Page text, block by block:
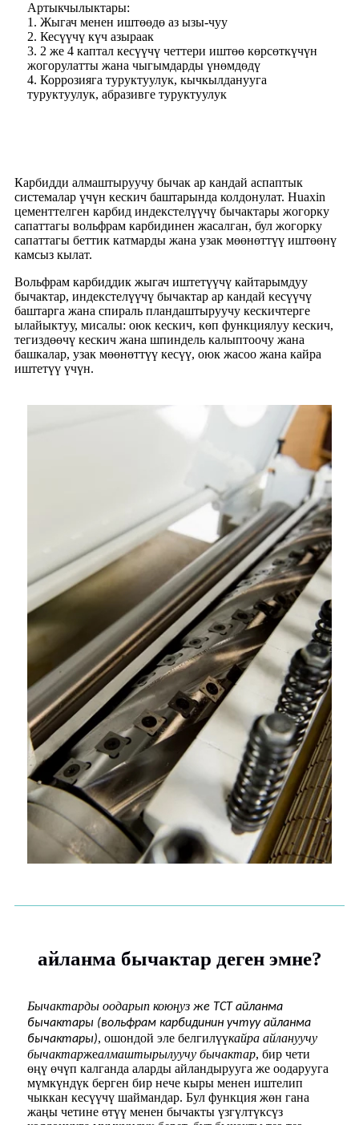
Артыкчылыктары:
1. Жыгач менен иштөөдө аз ызы-чуу
2. Кесүүчү күч азыраак
3. 2 же 4 каптал кесүүчү четтери иштөө көрсөткүчүн
жогорулатты жана чыгымдарды үнөмдөдү
4. Коррозияга туруктуулук, кычкылданууга
туруктуулук, абразивге туруктуулук
Карбидди алмаштыруучу бычак ар кандай аспаптык
системалар үчүн кескич баштарында колдонулат. Huaxin
цементтелген карбид индекстелүүчү бычактары жогорку
сапаттагы вольфрам карбидинен жасалган, бул жогорку
сапаттагы беттик катмарды жана узак мөөнөттүү иштөөнү
камсыз кылат.
Вольфрам карбиддик жыгач иштетүүчү кайтарымдуу
бычактар, индекстелүүчү бычактар ​​ар кандай кесүүчү
баштарга жана спираль пландаштыруучу кескичтерге
ылайыктуу, мисалы: оюк кескич, көп функциялуу кескич,
тегиздөөчү кескич жана шпиндель калыптоочу жана
башкалар, узак мөөнөттүү кесүү, оюк жасоо жана кайра
иштетүү үчүн.
айланма бычактар ​​деген эмне?
Бычактарды оодарып коюңуз же TCT айланма
бычактары (вольфрам карбидинин учтуу айланма
бычактары), ошондой эле белгилүүкайра айлануучу
бычактаржеалмаштырылуучу бычактар, бир чети
өңү өчүп калганда аларды айландырууга же оодарууга
мүмкүндүк берген бир нече кыры менен иштелип
чыккан кесүүчү шаймандар. Бул функция жөн гана
жаңы четине өтүү менен бычакты үзгүлтүксүз